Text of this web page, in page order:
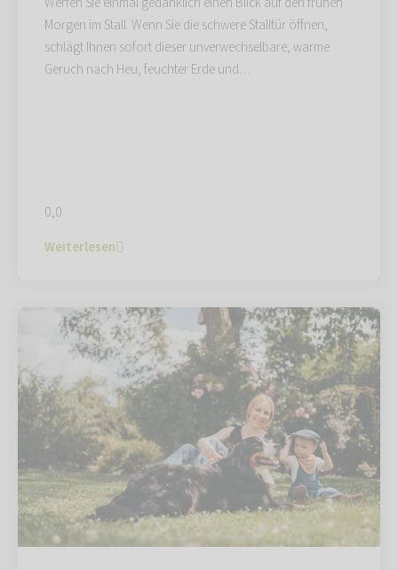
Morgen im Stall. Wenn Sie die schwere Stalltür öffnen,
schlägt Ihnen sofort dieser unverwechselbare, warme
Geruch nach Heu, feuchter Erde und…
0,0
Weiterlesen